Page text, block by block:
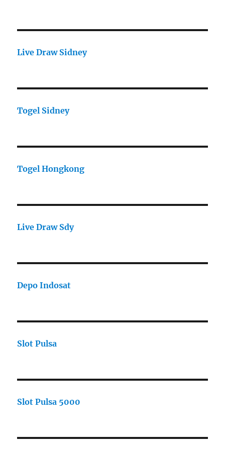
Live Draw Sidney
Togel Sidney
Togel Hongkong
Live Draw Sdy
Depo Indosat
Slot Pulsa
Slot Pulsa 5000